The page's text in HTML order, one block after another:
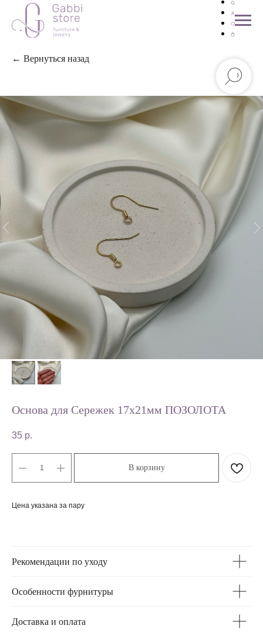
← Вернуться назад
Основа для Сережек 17х21мм ПОЗОЛОТА
35 р.
В корзину
Цена указана за пару
Рекомендации по уходу
Особенности фурнитуры
Доставка и оплата